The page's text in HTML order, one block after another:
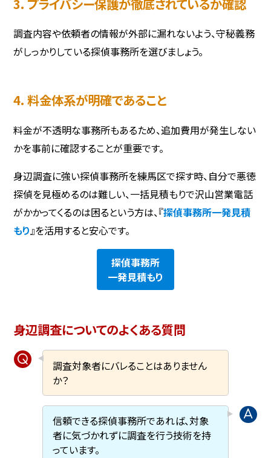
3. プライバシー保護が徹底されているか確認
調査内容や依頼者の情報が外部に漏れないよう、守秘義務
がしっかりしている探偵事務所を選びましょう。
4. 料金体系が明確であること
料金が不透明な事務所もあるため、追加費用が発生しない
かを事前に確認することが重要です。
身辺調査に強い探偵事務所を練馬区で探す時、自分で悪徳
探偵を見極めるのは難しい、一括見積もりで沢山営業電話
がかかってくるのは困るという方は、『探偵事務所一発見積
もり 』を活用すると安心です。
探偵事務所
一発見積もり
身辺調査についてのよくある質問
調査対象者にバレることはありません
か？
信頼できる探偵事務所であれば、対象
者に気づかれずに調査を行う技術を持
っています。